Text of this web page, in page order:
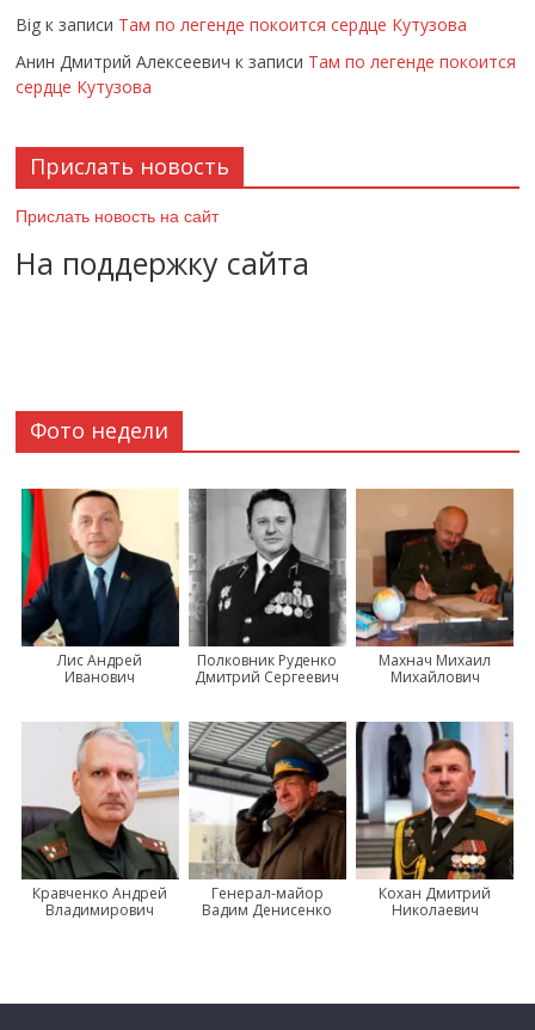
Big к записи Там по легенде покоится сердце Кутузова
Анин Дмитрий Алексеевич к записи Там по легенде покоится
сердце Кутузова
Прислать новость
Прислать новость на сайт
На поддержку сайта
Фото недели
Лис Андрей
Иванович
Полковник Руденко
Дмитрий Сергеевич
Махнач Михаил
Михайлович
Кравченко Андрей
Владимирович
Генерал-майор
Вадим Денисенко
Кохан Дмитрий
Николаевич